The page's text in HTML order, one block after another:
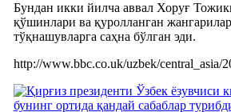
Бундан икки йилча аввал Хоруғ
қўшинлари ва қуролланган
тўқнашувларга саҳна бўлган эди.
http://www.bbc.co.uk/uzbek/central_asia/